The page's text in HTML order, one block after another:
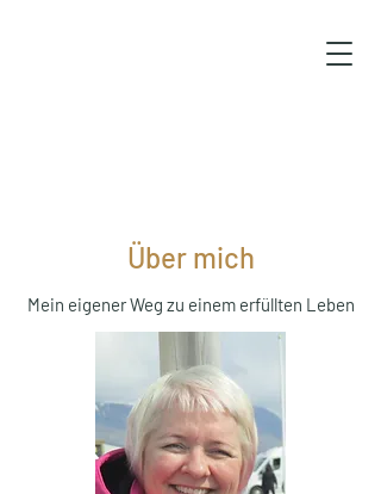
Über mich
Mein eigener Weg zu einem erfüllten Leben